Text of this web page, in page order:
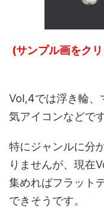
(サンプル画をク
Vol,4では浮き輪、
気アイコンなどで
特にジャンルに分
りませんが、現在
集めればフラット
できそうです。